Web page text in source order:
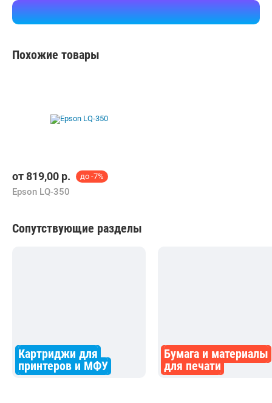
Похожие товары
от819,00 р. до -7%
Epson LQ-350
Сопутствующие разделы
Картриджи для
принтеров и МФУ
Бумага и материалы
для печати